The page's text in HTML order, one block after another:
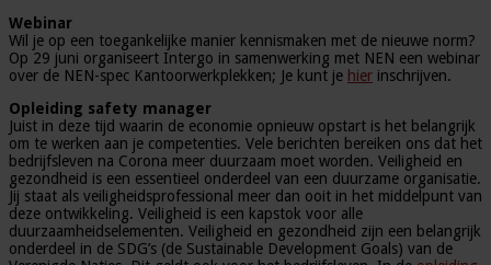
Webinar
Wil je op een toegankelijke manier kennismaken met de nieuwe norm?
Op 29 juni organiseert Intergo in samenwerking met NEN een webinar
over de NEN-spec Kantoorwerkplekken; Je kunt je hier inschrijven.
Opleiding safety manager
Juist in deze tijd waarin de economie opnieuw opstart is het belangrijk
om te werken aan je competenties. Vele berichten bereiken ons dat het
bedrijfsleven na Corona meer duurzaam moet worden. Veiligheid en
gezondheid is een essentieel onderdeel van een duurzame organisatie.
Jij staat als veiligheidsprofessional meer dan ooit in het middelpunt van
deze ontwikkeling. Veiligheid is een kapstok voor alle
duurzaamheidselementen. Veiligheid en gezondheid zijn een belangrijk
onderdeel in de SDG’s (de Sustainable Development Goals) van de